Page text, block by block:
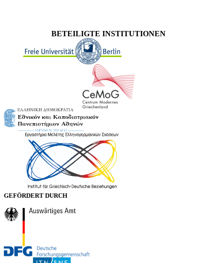
BETEILIGTE INSTITUTIONEN
GEFÖRDERT DURCH